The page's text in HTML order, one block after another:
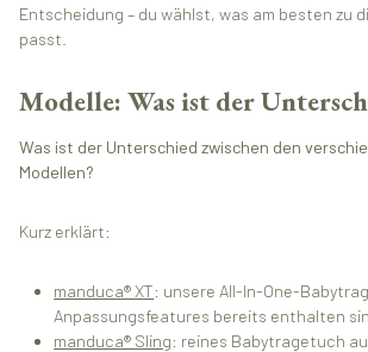
Entscheidung – du wählst, was am besten zu
passt.
Modelle: Was ist der
Was ist der Unterschied zwischen den
Modellen?
Kurz erklärt:
manduca® XT: unsere All-In-One-
Anpassungsfeatures bereits enthalten
manduca® Sling: reines Babytragetuch